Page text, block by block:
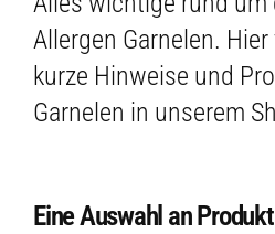
Allergen Garnelen.
kurze Hinweise und
Garnelen in unserem
Eine Auswahl an